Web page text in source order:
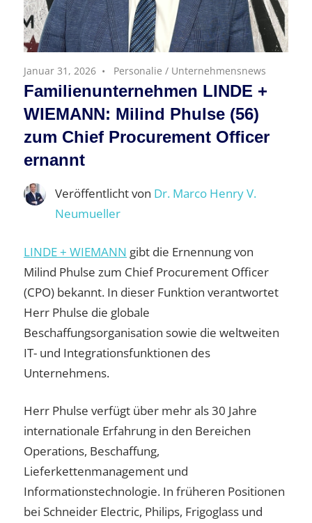
Januar 31, 2026 Personalie / Unternehmensnews
Familienunternehmen LINDE +
WIEMANN: Milind Phulse (56)
zum Chief Procurement Officer
ernannt
Veröffentlicht von Dr. Marco Henry V.
Neumueller
LINDE + WIEMANN gibt die Ernennung von
Milind Phulse zum Chief Procurement Officer
(CPO) bekannt. In dieser Funktion verantwortet
Herr Phulse die globale
Beschaffungsorganisation sowie die weltweiten
IT- und Integrationsfunktionen des
Unternehmens.
Herr Phulse verfügt über mehr als 30 Jahre
internationale Erfahrung in den Bereichen
Operations, Beschaffung,
Lieferkettenmanagement und
Informationstechnologie. In früheren Positionen
bei Schneider Electric, Philips, Frigoglass und